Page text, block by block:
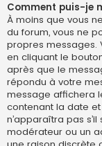
Comment puis-je
À moins que vous
du forum, vous ne
propres messages.
en cliquant le
après que le
répondu à votre
message affichera
contenant la date
n’apparaîtra pas
modérateur ou un